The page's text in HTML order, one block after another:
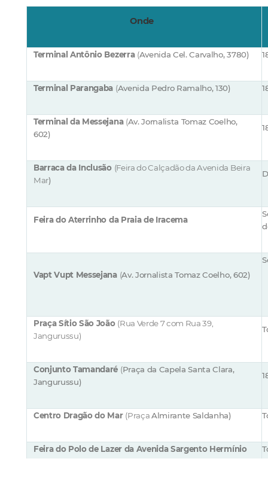
Onde
Terminal Antônio Bezerra (Avenida Cel. Carvalho, 3780)
Terminal Parangaba (Avenida Pedro Ramalho, 130)
Terminal da Messejana (Av. Jornalista Tomaz Coelho,
602)
Barraca da Inclusão (Feira do Calçadão da Avenida Beira
Mar)
Feira do Aterrinho daPraia de Iracema
Vapt Vupt Messejana (Av. Jornalista Tomaz Coelho, 602)
Praça Sítio São João (Rua Verde 7 com Rua 39,
Jangurussu)
ConjuntoTamandaré (Praça da Capela Santa Clara,
Jangurussu)
Centro Dragão do Mar (PraçaAlmirante Saldanha)
Feira do Polode Lazer da AvenidaSargento Hermínio